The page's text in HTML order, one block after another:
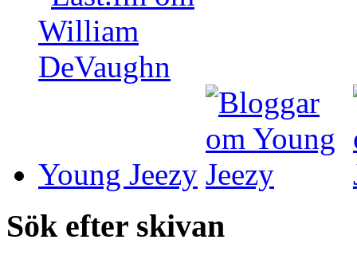
Young Jeezy
Sök efter skivan